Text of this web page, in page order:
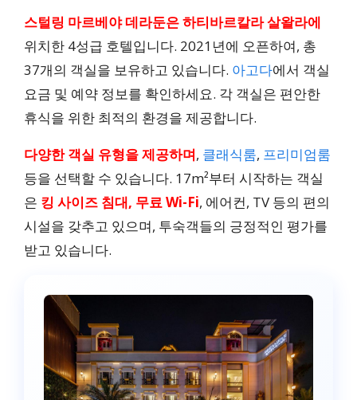
스털링 마르베야 데라둔은 하티바르칼라 살왈라에
위치한 4성급 호텔입니다. 2021년에 오픈하여, 총
37개의 객실을 보유하고 있습니다. 아고다에서 객실
요금 및 예약 정보를 확인하세요. 각 객실은 편안한
휴식을 위한 최적의 환경을 제공합니다.
다양한 객실 유형을 제공하며, 클래식룸, 프리미엄룸
등을 선택할 수 있습니다. 17m²부터 시작하는 객실
은 킹 사이즈 침대, 무료 Wi-Fi, 에어컨, TV 등의 편의
시설을 갖추고 있으며, 투숙객들의 긍정적인 평가를
받고 있습니다.